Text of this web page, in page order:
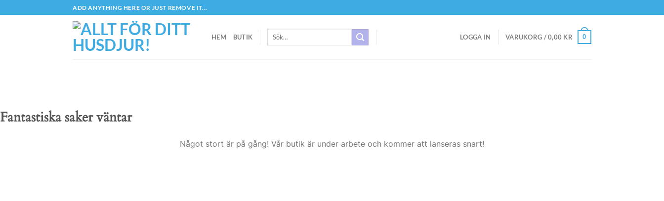
to
ADD ANYTHING HERE OR JUST REMOVE IT...
HEM BUTIK
Sök
LOGGA IN VARUKORG /0,00 KR 0
Fantastiska saker väntar
Något stort är på gång! Vår butik är under arbete och kommer att lanseras snart!